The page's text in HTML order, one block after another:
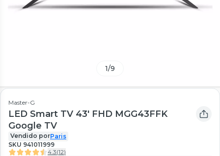
1/9
Master-G
LED Smart TV 43' FHD MGG43FFK
Google TV
Vendido porParis
SKU 941011999
4.3(12)